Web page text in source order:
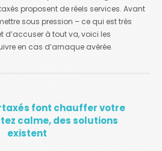
proposent de réels services. Avant
sous pression – ce qui est très
à tout va, voici les
en cas d’arnaque avérée.
font chauffer votre
calme, des solutions
existent